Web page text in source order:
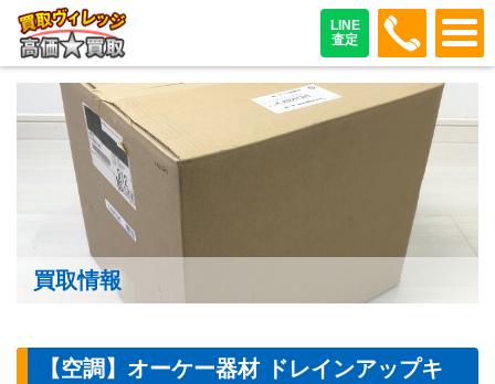
LINE
査定
048-
買取情報
【空調】オーケー器材 ドレインアップキ